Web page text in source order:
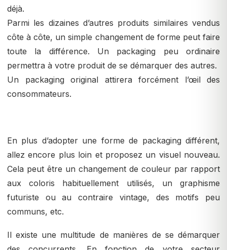
déjà.
Parmi les dizaines d’autres produits similaires vendus
côte à côte, un simple changement de forme peut faire
toute la différence. Un packaging peu ordinaire
permettra à votre produit de se démarquer des autres.
Un packaging original attirera forcément l’œil des
consommateurs.
En plus d’adopter une forme de packaging différent,
allez encore plus loin et proposez un visuel nouveau.
Cela peut être un changement de couleur par rapport
aux coloris habituellement utilisés, un graphisme
futuriste ou au contraire vintage, des motifs peu
communs, etc.
Il existe une multitude de manières de se démarquer